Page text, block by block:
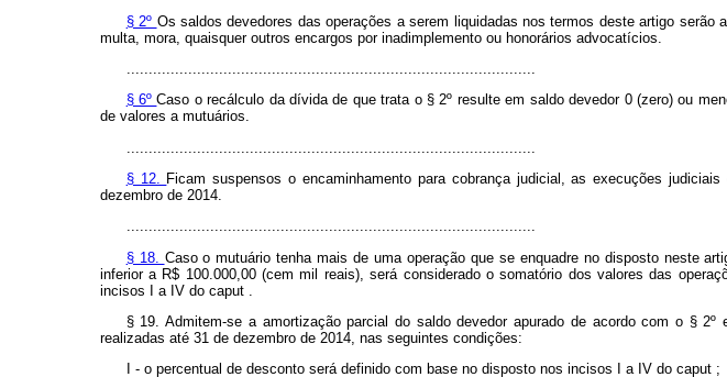
§ 2º Os saldos devedores das operações a serem liquidadas nos termos deste artigo
multa, mora, quaisquer outros encargos por inadimplemento ou honorários advocatícios.
.............................................................................................
§ 6ºCaso o recálculo da dívida de que trata o § 2º resulte em saldo devedor 0 (zero) ou
de valores a mutuários.
§ 12.
Ficam suspensos o encaminhamento para cobrança judicial, as execuções
dezembro de 2014.
.............................................................................................
§ 18. Caso o mutuário tenha mais de uma operação que se enquadre no disposto neste
inferior a R$ 100.000,00 (cem mil reais), será considerado o somatório dos valores das
incisos I a IV do caput
§ 19. Admitem-se a amortização parcial do saldo devedor apurado de acordo com o §
realizadas até 31 de dezembro de 2014, nas seguintes condições:
I - o percentual de desconto será definido com base no disposto nos incisos I a IV do caput ;